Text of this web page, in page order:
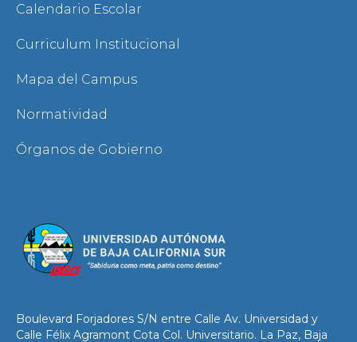
Calendario Escolar
Curriculum Institucional
Mapa del Campus
Normatividad
Órganos de Gobierno
Boulevard Forjadores S/N entre Calle Av. Universidad y
Calle Félix Agramont Cota Col. Universitario. La Paz, Baja